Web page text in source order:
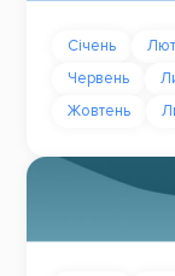
Січень
Червень
Жовтень